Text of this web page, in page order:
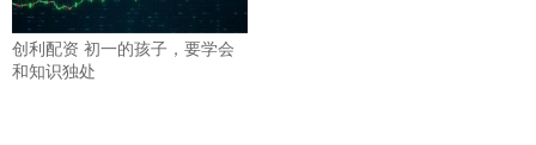
创利配资 初一的孩子，要学会
和知识独处